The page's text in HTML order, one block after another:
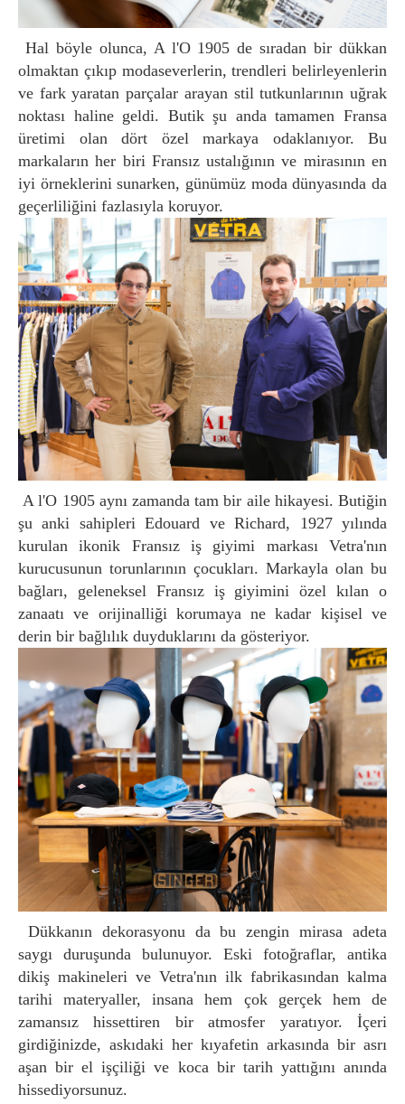
Hal böyle olunca, A l'O 1905 de sıradan bir dükkan
olmaktan çıkıp modaseverlerin, trendleri belirleyenlerin
ve fark yaratan parçalar arayan stil tutkunlarının uğrak
noktası haline geldi. Butik şu anda tamamen Fransa
üretimi olan dört özel markaya odaklanıyor. Bu
markaların her biri Fransız ustalığının ve mirasının en
iyi örneklerini sunarken, günümüz moda dünyasında da
geçerliliğini fazlasıyla koruyor.
A l'O 1905 aynı zamanda tam bir aile hikayesi. Butiğin
şu anki sahipleri Edouard ve Richard, 1927 yılında
kurulan ikonik Fransız iş giyimi markası Vetra'nın
kurucusunun torunlarının çocukları. Markayla olan bu
bağları, geleneksel Fransız iş giyimini özel kılan o
zanaatı ve orijinalliği korumaya ne kadar kişisel ve
derin bir bağlılık duyduklarını da gösteriyor.
Dükkanın dekorasyonu da bu zengin mirasa adeta
saygı duruşunda bulunuyor. Eski fotoğraflar, antika
dikiş makineleri ve Vetra'nın ilk fabrikasından kalma
tarihi materyaller, insana hem çok gerçek hem de
zamansız hissettiren bir atmosfer yaratıyor. İçeri
girdiğinizde, askıdaki her kıyafetin arkasında bir asrı
aşan bir el işçiliği ve koca bir tarih yattığını anında
hissediyorsunuz.